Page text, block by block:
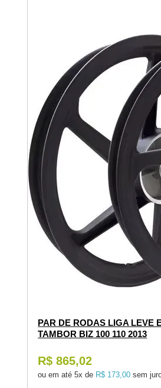
PAR DE RODAS LIGA LEVE
TAMBOR BIZ 100 110 2013
R$ 865,02
ou em até 5x de R$ 173,00 sem